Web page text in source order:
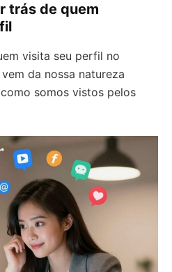
trás de quem
visita seu perfil no
da nossa natureza
somos vistos pelos